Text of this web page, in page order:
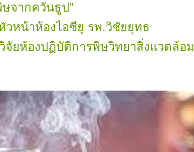
ษจากควันธูป"
วหน้าห้องไอซียู รพ.วิชัยยุทธ
ยห้องปฏิบัติการพิษวิทยาสิ่งแวดล้อม